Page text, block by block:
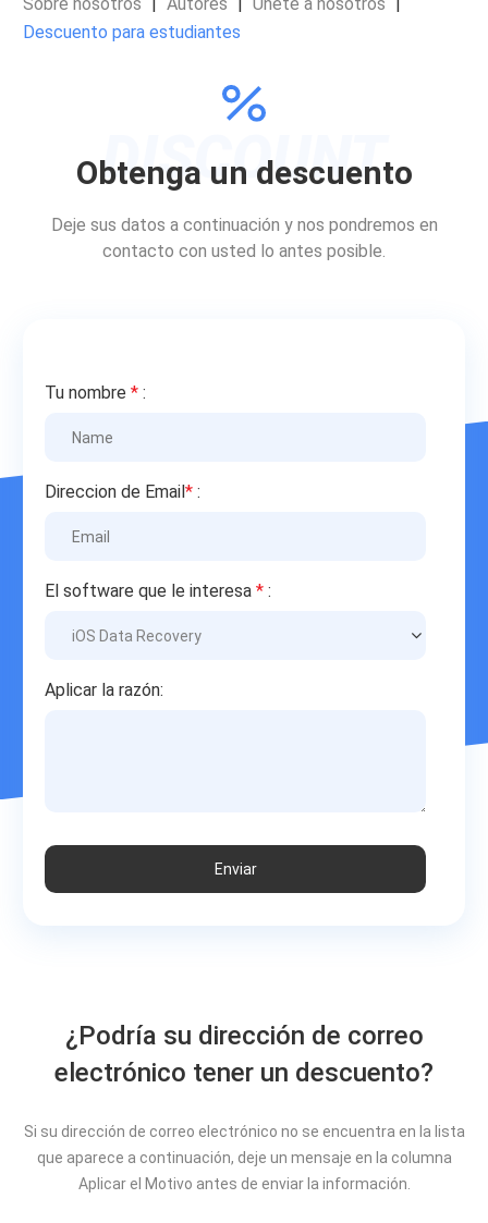
Descuento para estudiantes
Obtenga un descuento
Deje sus datos a continuación y nos pondremos en
contacto con usted lo antes posible.
Tu nombre* :
Direccion de Email* :
El software que le interesa* :
Aplicar la razón:
Enviar
¿Podría su dirección de correo
electrónico tener un descuento?
Si su dirección de correo electrónico no se encuentra en la lista
que aparece a continuación, deje un mensaje en la columna
Aplicar el Motivo antes de enviar la información.